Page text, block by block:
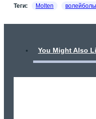
Теги: Molten
You Might Also